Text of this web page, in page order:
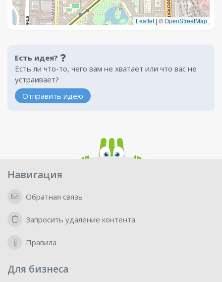
Leaflet | ©OpenStreetMap
Есть идея?
Есть ли что-то, чего вам не хватает или что вас не
устраивает?
Отправить идею
Навигация
Обратная связь
Запросить удаление контента
Правила
Для бизнеса